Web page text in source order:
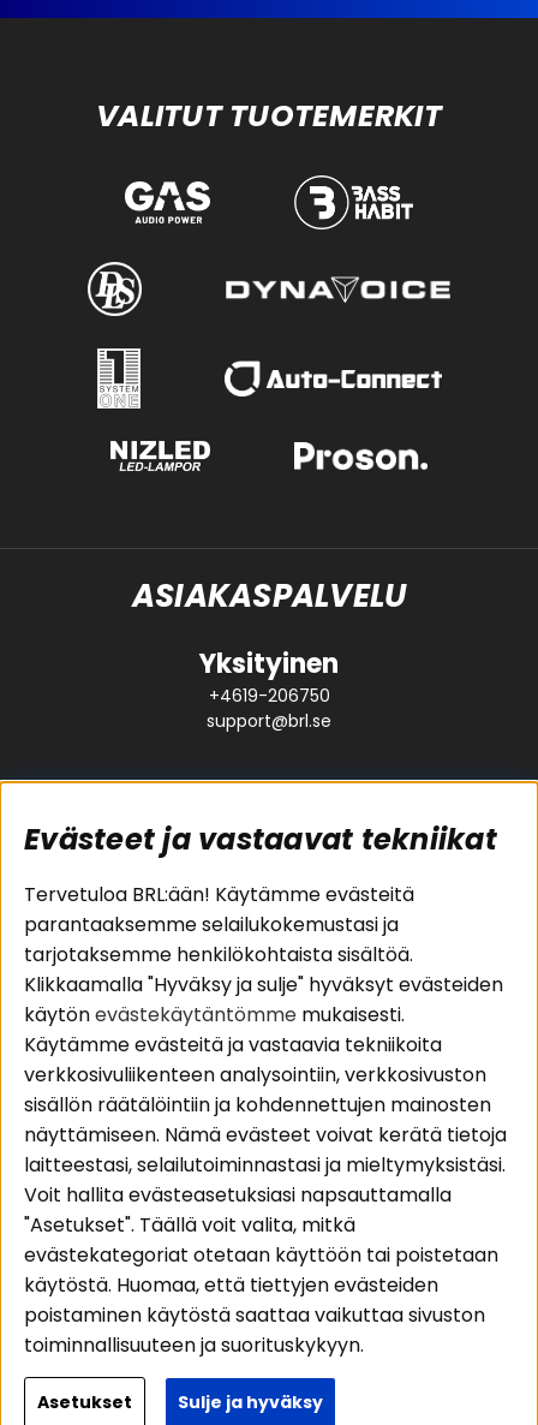
VALITUT TUOTEMERKIT
ASIAKASPALVELU
Yksityinen
+4619-206750
support@brl.se
Suositut sivut
Pakettiratkaisut
Autostereot
Kaiuttimet
Päätevahvistimet
Lisätarvikkeet
Kaapelit
Asiakaspalvelu
Evästeet
Huolto- ja
takuutiedot
Ostoehdot
Palautus
Tietosuojapolitiikka
Alueet
Autohifi
Kotihifi
Uutuudet
Seuraa meitä
Instagram
Facebook
Youtube
Tiktok
Copyright © 2026 - BRL Electronics
Evästeet ja vastaavat tekniikat
Tervetuloa BRL:ään! Käytämme evästeitä
parantaaksemme selailukokemustasi ja
tarjotaksemme henkilökohtaista sisältöä.
Klikkaamalla "Hyväksy ja sulje" hyväksyt evästeiden
käytönevästekäytäntömme mukaisesti.
Käytämme evästeitä ja vastaavia tekniikoita
verkkosivuliikenteen analysointiin, verkkosivuston
sisällön räätälöintiin ja kohdennettujen mainosten
näyttämiseen. Nämä evästeet voivat kerätä tietoja
laitteestasi, selailutoiminnastasi ja mieltymyksistäsi.
Voit hallita evästeasetuksiasi napsauttamalla
"Asetukset". Täällä voit valita, mitkä
evästekategoriat otetaan käyttöön tai poistetaan
käytöstä. Huomaa, että tiettyjen evästeiden
poistaminen käytöstä saattaa vaikuttaa sivuston
toiminnallisuuteen ja suorituskykyyn.
Lisätietoja siitä, miten käytämme evästeitä ja
Asetukset Sulje ja hyväksy